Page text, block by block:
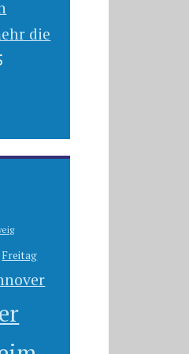
die
Freitag